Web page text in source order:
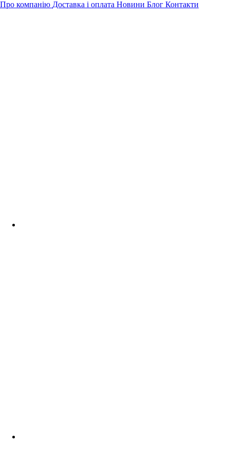
Про компанію Доставка і оплата Новини Блог Контакти